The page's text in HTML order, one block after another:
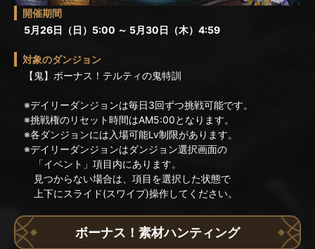
開催期間
5月26日（日）5:00 ～ 5月30日（木）4:59
対象のダンジョン
【鬼】ボーナス！テルティの鬼特訓
※デイリーダンジョンは毎日3回ずつ挑戦可能です。
※挑戦権のリセット時間はAM5:00となります。
※各ダンジョンには入場可能Lv制限があります。
※デイリーダンジョンはダンジョン選択画面の
「イベント」項目内にあります。
見つからない場合は、項目を選択した状態で
上下にスライド(スワイプ)操作してください。
ボーナス！素材ハンティング